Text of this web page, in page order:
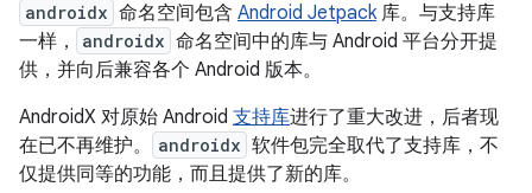
androidx 命名空间包含 Android Jetpack库。与支持库
一样，
androidx 命名空间中的库与 Android 平台分开提
供，并向后兼容各个 Android 版本。
AndroidX 对原始 Android 支持库进行了重大改进，后者现
在已不再维护。
androidx 软件包完全取代了支持库，不
仅提供同等的功能，而且提供了新的库。